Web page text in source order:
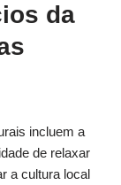
da
incluem a
de relaxar
a cultura local